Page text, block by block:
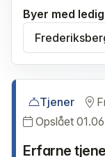
Byer med
Vælg by
Tjener
Opslået
Erfarne